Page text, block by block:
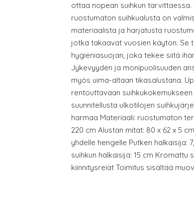
ottaa nopean suihkun tarvittaessa.
ruostumaton suihkualusta on
materiaalista ja harjatusta
jotka takaavat vuosien käytön. Se
hygieniasuojan, joka tekee siitä
Jykevyyden ja monipuolisuuden
myös uima-altaan tikasalustana.
rentouttavaan
suunnitellusta ulkotilojen
harmaa Materiaali: ruostumaton
220 cm Alustan mitat: 80 x 62 x 5
yhdelle hengelle Putken halkaisija:
suihkun halkaisija: 15 cm Kromattu
kiinnitysreiät Toimitus sisältää